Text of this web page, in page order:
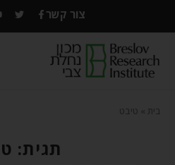
צור קשר
בית טיבט
תגית: